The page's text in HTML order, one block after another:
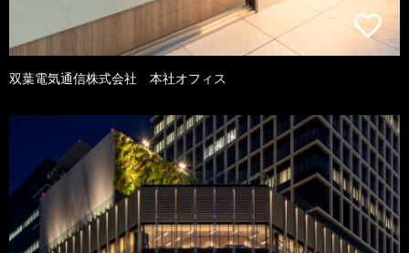
双葉電気通信株式会社 本社オフィス